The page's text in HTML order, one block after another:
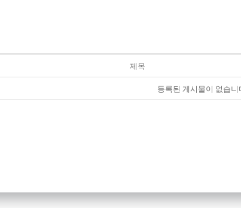
제목
등록된 게시물이 없습니